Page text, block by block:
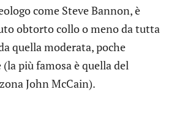
come Steve Bannon, è
obtorto collo o meno da tutta
quella moderata, poche
più famosa è quella del
John McCain).